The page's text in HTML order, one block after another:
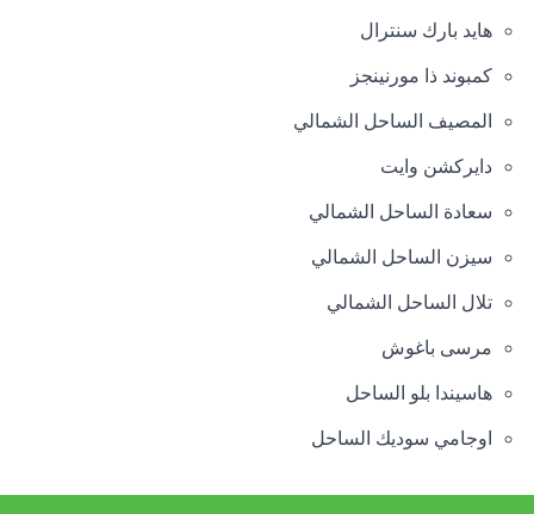
هايد بارك سنترال
كمبوند ذا مورنينجز
المصيف الساحل الشمالي
دايركشن وايت
سعادة الساحل الشمالي
سيزن الساحل الشمالي
تلال الساحل الشمالي
مرسى باغوش
هاسيندا بلو الساحل
اوجامي سوديك الساحل